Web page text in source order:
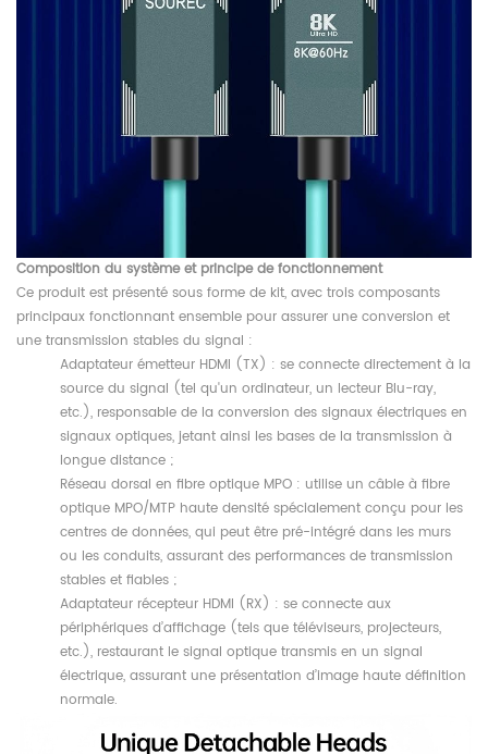
Composition du système et principe de fonctionnement
Ce produit est présenté sous forme de kit, avec trois composants
principaux fonctionnant ensemble pour assurer une conversion et
une transmission stables du signal :
Adaptateur émetteur HDMI (TX) : se connecte directement à la
source du signal (tel qu'un ordinateur, un lecteur Blu-ray,
etc.), responsable de la conversion des signaux électriques en
signaux optiques, jetant ainsi les bases de la transmission à
longue distance ;
Réseau dorsal en fibre optique MPO : utilise un câble à fibre
optique MPO/MTP haute densité spécialement conçu pour les
centres de données, qui peut être pré-intégré dans les murs
ou les conduits, assurant des performances de transmission
stables et fiables ;
Adaptateur récepteur HDMI (RX) : se connecte aux
périphériques d’affichage (tels que téléviseurs, projecteurs,
etc.), restaurant le signal optique transmis en un signal
électrique, assurant une présentation d’image haute définition
normale.